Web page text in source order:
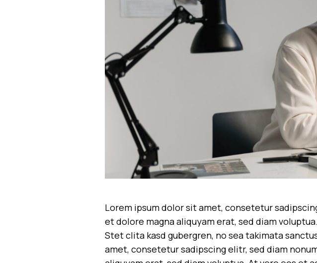
Lorem ipsum dolor sit amet, consetetur
et dolore magna aliquyam erat, sed diam
Stet clita kasd gubergren, no sea takimata
amet, consetetur sadipscing elitr, sed diam